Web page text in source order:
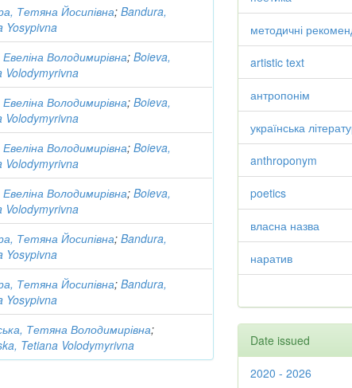
Тетяна Йосипівна;Bandura,
Yosypivna
Володимирівна;Boieva,
Volodymyrivna
Володимирівна;Boieva,
Volodymyrivna
Володимирівна;Boieva,
Volodymyrivna
Володимирівна;Boieva,
Volodymyrivna
Тетяна Йосипівна;Bandura,
Yosypivna
Тетяна Йосипівна;Bandura,
Yosypivna
Тетяна Володимирівна;
Tetiana Volodymyrivna
методичні
artistic text
антропонім
українська
anthroponym
poetics
власна назва
наратив
Date issued
2020 - 2026